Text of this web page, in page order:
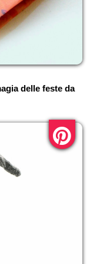
delle feste da